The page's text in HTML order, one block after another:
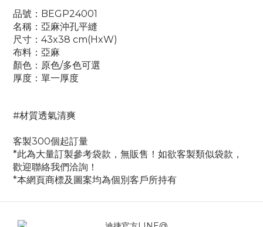
品號：BEGP24001
名稱：亞麻沖孔平縫
尺寸：43x38 cm(HxW)
布料：亞麻
顏色：原色/多色可選
厚度：單一厚度
#材質透氣清爽
客製300個起訂量
*此為大量訂製參考袋款，無販售！如欲客製類似袋款，
歡迎聯絡我們洽詢！
*本網頁商標及圖案均為個別客戶所持有